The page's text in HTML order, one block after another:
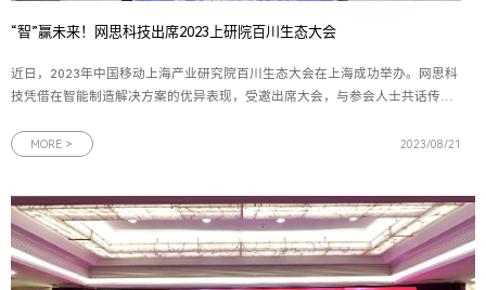
“智”赢未来！网思科技出席2023上研院百川生态大会
近日，2023年中国移动上海产业研究院百川生态大会在上海成功举办。网思科
技凭借在智能制造解决方案的优异表现，受邀出席大会，与参会人士共话传统
一直以来，上海产业研究院（下文简称“上研院”）秉承创新、合作、共赢的理
MORE > 2023/08/21